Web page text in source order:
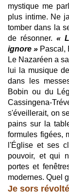
mystique me
plus intime. Ne
tomber dans la
de résonner.«
ignore » Pascal,
Le Nazaréen a
lui la musique
dans les
Bobin ou du
Cassingena-
s'éveillerait, on
pains sur la
formules figées,
l'Église et ses
pouvoir, et qui
portes et
modernes. Quel
Je sors